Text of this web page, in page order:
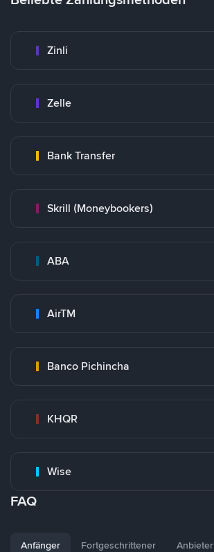
Zinli
Zelle
Bank Transfer
Skrill (Moneybookers)
ABA
AirTM
Banco Pichincha
KHQR
Wise
FAQ
Anfänger Fortgeschrittener Anbieter